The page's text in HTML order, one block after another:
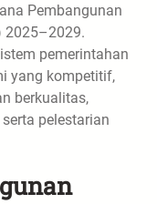
Pembangunan
2025–2029.
pemerintahan
yang kompetitif,
berkualitas,
pelestarian